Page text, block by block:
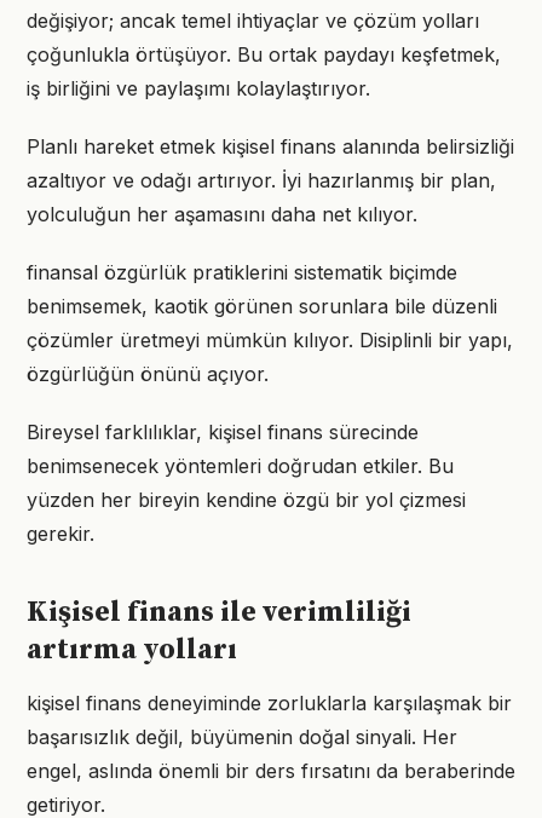
değişiyor; ancak temel ihtiyaçlar ve çözüm yolları
çoğunlukla örtüşüyor. Bu ortak paydayı keşfetmek,
iş birliğini ve paylaşımı kolaylaştırıyor.
Planlı hareket etmek kişisel finans alanında belirsizliği
azaltıyor ve odağı artırıyor. İyi hazırlanmış bir plan,
yolculuğun her aşamasını daha net kılıyor.
finansal özgürlük pratiklerini sistematik biçimde
benimsemek, kaotik görünen sorunlara bile düzenli
çözümler üretmeyi mümkün kılıyor. Disiplinli bir yapı,
özgürlüğün önünü açıyor.
Bireysel farklılıklar, kişisel finans sürecinde
benimsenecek yöntemleri doğrudan etkiler. Bu
yüzden her bireyin kendine özgü bir yol çizmesi
gerekir.
Kişisel finans ile verimliliği
artırma yolları
kişisel finans deneyiminde zorluklarla karşılaşmak bir
başarısızlık değil, büyümenin doğal sinyali. Her
engel, aslında önemli bir ders fırsatını da beraberinde
getiriyor.